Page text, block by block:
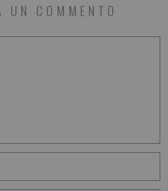
UN COMMENTO